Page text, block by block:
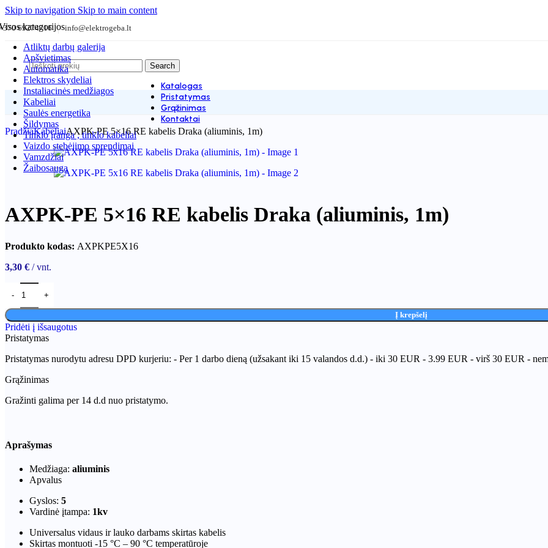
Skip to navigation Skip to main content
69274716 info@elektrogeba.lt
Search
kategorijos
Atliktų darbų galerija
Apšvietimas
Automatika
Elektros skydeliai
Instaliacinės medžiagos
Kabeliai
Saulės energetika
Šildymas
Tinklo įranga , tinklo kabeliai
Vaizdo stebėjimo sprendimai
Vamzdžiai
Žaibosauga
Katalogas
Pristatymas
Grąžinimas
Kontaktai
PradžiaKabeliaiAXPK-PE 5×16 RE kabelis Draka (aliuminis, 1m)
AXPK-PE 5×16 RE kabelis Draka (aliuminis, 1m)
Produkto kodas: AXPKPE5X16
3,30 € vnt.
Į krepšelį
Pridėti į išsaugotus
Pristatymas
Pristatymas nurodytu adresu DPD kurjeriu: - Per 1 darbo dieną (užsakant iki 15 valandos d.d.) - iki 30 EUR - 3.99 EUR - virš 30 EUR -
Grąžinimas
Gražinti galima per 14 d.d nuo pristatymo.
Aprašymas
Medžiaga: aliuminis
Apvalus
Gyslos: 5
Vardinė įtampa: 1kv
Universalus vidaus ir lauko darbams skirtas kabelis
Skirtas montuoti -15 °C – 90 °C temperatūroje